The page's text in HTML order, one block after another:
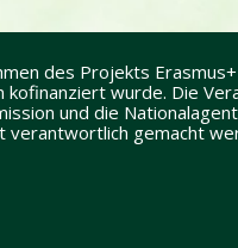
des Projekts
kofinanziert wurde. Die
und die
verantwortlich gemacht